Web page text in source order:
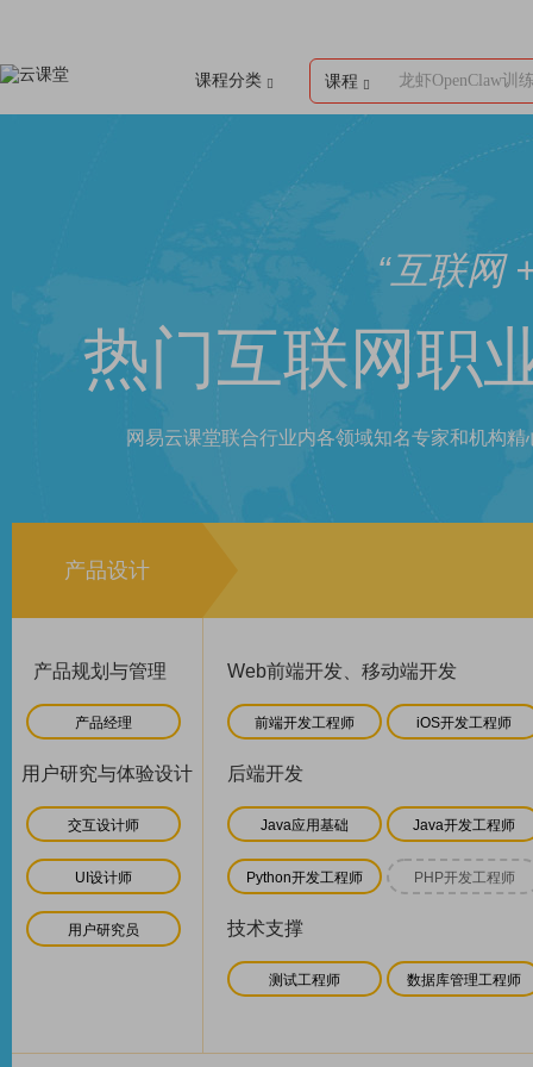
课程分类 课程 龙虾OpenClaw训
“互联网
热门互联网职
网易云课堂联合行业内各领域知名专家和机构
产品设计
产品规划与管理
产品经理
用户研究与体验设计
交互设计师
UI设计师
用户研究员
Web前端开发、移动端开发
前端开发工程师 iOS开发工程师
后端开发
Java应用基础 Java开发工程师
Python开发工程师 PHP开发工程师
技术支撑
测试工程师 数据库管理工程师